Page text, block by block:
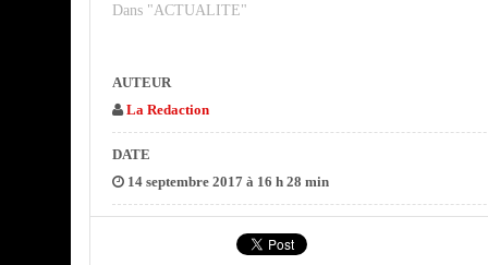
Dans "ACTUALITE"
AUTEUR
La Redaction
DATE
14 septembre 2017 à 16 h 28 min